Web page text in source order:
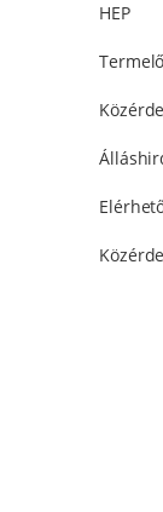
HEP